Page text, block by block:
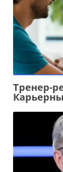
Тренер-